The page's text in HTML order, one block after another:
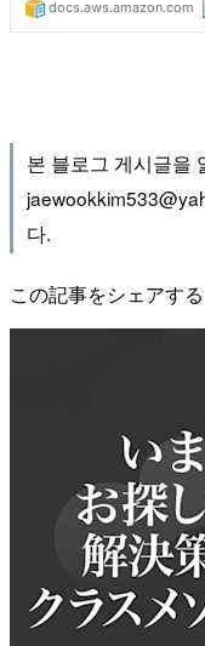
본 블로그 게시글을
다.
この記事をシェアする